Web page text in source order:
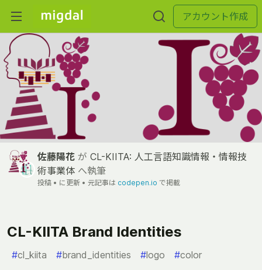
アカウント作成
佐藤陽花 が CL-KIITA: 人工言語知識情報・情報技
術事業体 へ執筆
投稿 • に更新 • 元記事は codepen.io で掲載
CL-KIITA Brand Identities
#cl_kiita #brand_identities #logo #color